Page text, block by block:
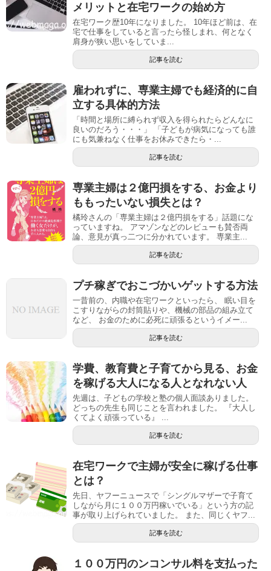
メリットと在宅ワークの始め方
在宅ワーク歴10年になりました。 10年ほど前は、在
宅で仕事をしていると言ったら怪しまれ、何となく
肩身が狭い思いをしていま...
記事を読む
雇われずに、専業主婦でも経済的に自
立する具体的方法
「時間と場所に縛られず収入を得られたらどんなに
良いのだろう・・・」 「子どもが病気になっても誰
にも気兼ねなく仕事をお休みできたら・...
記事を読む
専業主婦は２億円損をする、お金より
ももったいない損失とは？
橘玲さんの「専業主婦は２億円損をする」話題にな
っていますね。 アマゾンなどのレビューも賛否両
論、意見が真っ二つに分かれています。 専業主...
記事を読む
プチ稼ぎでおこづかいゲットする方法
一昔前の、内職や在宅ワークといったら、 眠い目を
こすりながらの封筒貼りや、機械の部品の組み立て
など、 お金のために必死に頑張るというイメー...
記事を読む
学費、教育費と子育てから見る、お金
を稼げる大人になる人となれない人
先週は、子どもの学校と塾の個人面談ありました。
どっちの先生も同じことを言われました。 『大人し
くてよく頑張っている』 ...
記事を読む
在宅ワークで主婦が安全に稼げる仕事
とは？
先日、ヤフーニュースで「シングルマザーで子育て
しながら月に１００万円稼いでいる」という方の記
事が取り上げられていました。 また、同じくヤフ...
記事を読む
１００万円のンコンサル料を支払った